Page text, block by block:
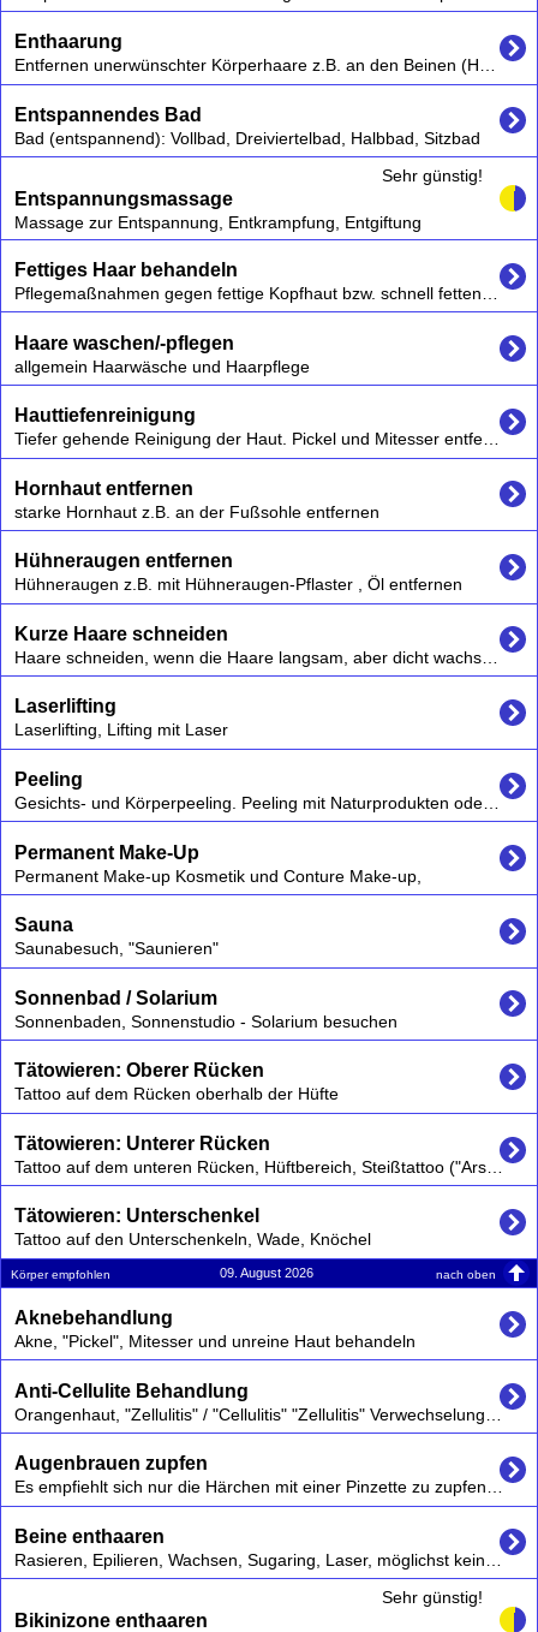
Enthaarung
Entfernen unerwünschter Körperhaare z.B. an den Beinen (Haarentfernung) - auch Augenbrauen zupfen,
Entspannendes Bad
Bad (entspannend): Vollbad, Dreiviertelbad, Halbbad, Sitzbad
Entspannungsmassage
Sehr günstig!
Massage zur Entspannung, Entkrampfung, Entgiftung
Fettiges Haar behandeln
Haare waschen/-pflegen
allgemein Haarwäsche und Haarpflege
Hauttiefenreinigung
Hornhaut entfernen
starke Hornhaut z.B. an der Fußsohle entfernen
Hühneraugen entfernen
Hühneraugen z.B. mit Hühneraugen-Pflaster , Öl entfernen
Kurze Haare schneiden
Laserlifting
Laserlifting, Lifting mit Laser
Peeling
Permanent Make-Up
Permanent Make-up Kosmetik und Conture Make-up,
Sauna
Saunabesuch, "Saunieren"
Sonnenbad / Solarium
Sonnenbaden, Sonnenstudio - Solarium besuchen
Tätowieren: Oberer Rücken
Tattoo auf dem Rücken oberhalb der Hüfte
Tätowieren: Unterer Rücken
Tätowieren: Unterschenkel
Tattoo auf den Unterschenkeln, Wade, Knöchel
Körper empfohlen 09. August 2026 nach oben
Aknebehandlung
Akne, "Pickel", Mitesser und unreine Haut behandeln
Anti-Cellulite Behandlung
Augenbrauen zupfen
Beine enthaaren
Bikinizone enthaaren
Sehr günstig!